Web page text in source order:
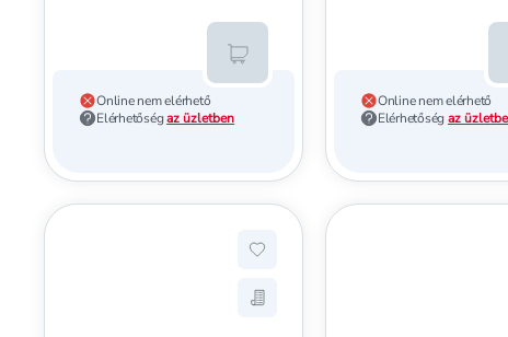
Online nem elérhető
Elérhetőségaz üzletben
Kosárba teszem
Online nem elérhető
Elérhetőség az
Hozzáadás a kedvencekhez,
Mentés a bevásárló listára,